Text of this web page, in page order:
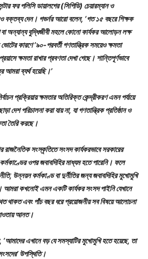
ফর পলিসি ডায়ালগের (সিপিডি) চেয়ারম্যান ও
বক্তব্য দেন। গভর্নর আরো বলেন, ‘গত ১৫ বছরে শিক্ষক
অন্যান্য বুদ্ধিজীবী মহলে কোনো কার্যকর আলোড়ন লক্ষ
কারণে ’৯০-পরবর্তী গণতান্ত্রিক সময়েও ক্ষমতা
ক্ষমতা রাখার প্রবণতা দেখা গেছে। শান্তিপূর্ণভাবে
আমরা ব্যর্থ হয়েছি।’
প্রক্রিয়ায় ক্ষমতার অতিরিক্ত কেন্দ্রীকরণ এমন পর্যায়ে
দেশ পরিচালনা করা যায় না, যা গণতান্ত্রিক প্রতিষ্ঠান ও
তৈরি করছে।
রাজনৈতিক সংস্কৃতিতে সংসদ কার্যকরভাবে সরকারের
ওপর জবাবদিহির মাধ্যম হতে পারেনি। ফলে
উন্নয়ন কর্মকাণ্ড বা দুর্নীতির জন্য জবাবদিহির মুখোমুখি
কখনোই এমন একটি কার্যকর সংসদ পাইনি যেখানে
থাকত এবং পাঁচ বছর ধরে প্রয়োজনীয় সব বিষয়ে আলোচনা
আনত।
এখানে বড় যে সমস্যাটির মুখোমুখি হতে হয়েছে, তা
উপস্থিতি।